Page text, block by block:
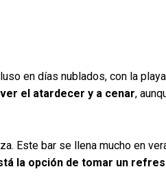
en días nublados, con la
ver el atardecer y a cenar,
Este bar se llena mucho en
la opción de tomar un